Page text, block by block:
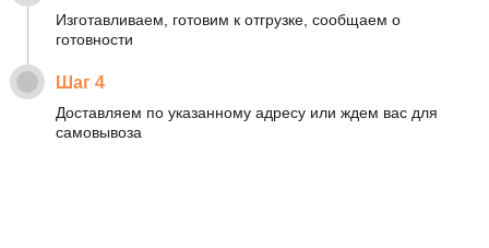
Изготавливаем, готовим к отгрузке, сообщаем о
готовности
Шаг 4
Доставляем по указанному адресу или ждем вас для
самовывоза